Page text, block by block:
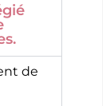
de